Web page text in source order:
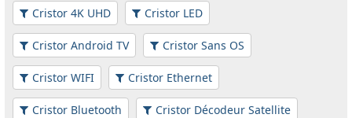
Cristor 4K UHD Cristor LED
Cristor Android TV Cristor Sans OS
Cristor WIFI Cristor Ethernet
Cristor Bluetooth Cristor Décodeur Satellite